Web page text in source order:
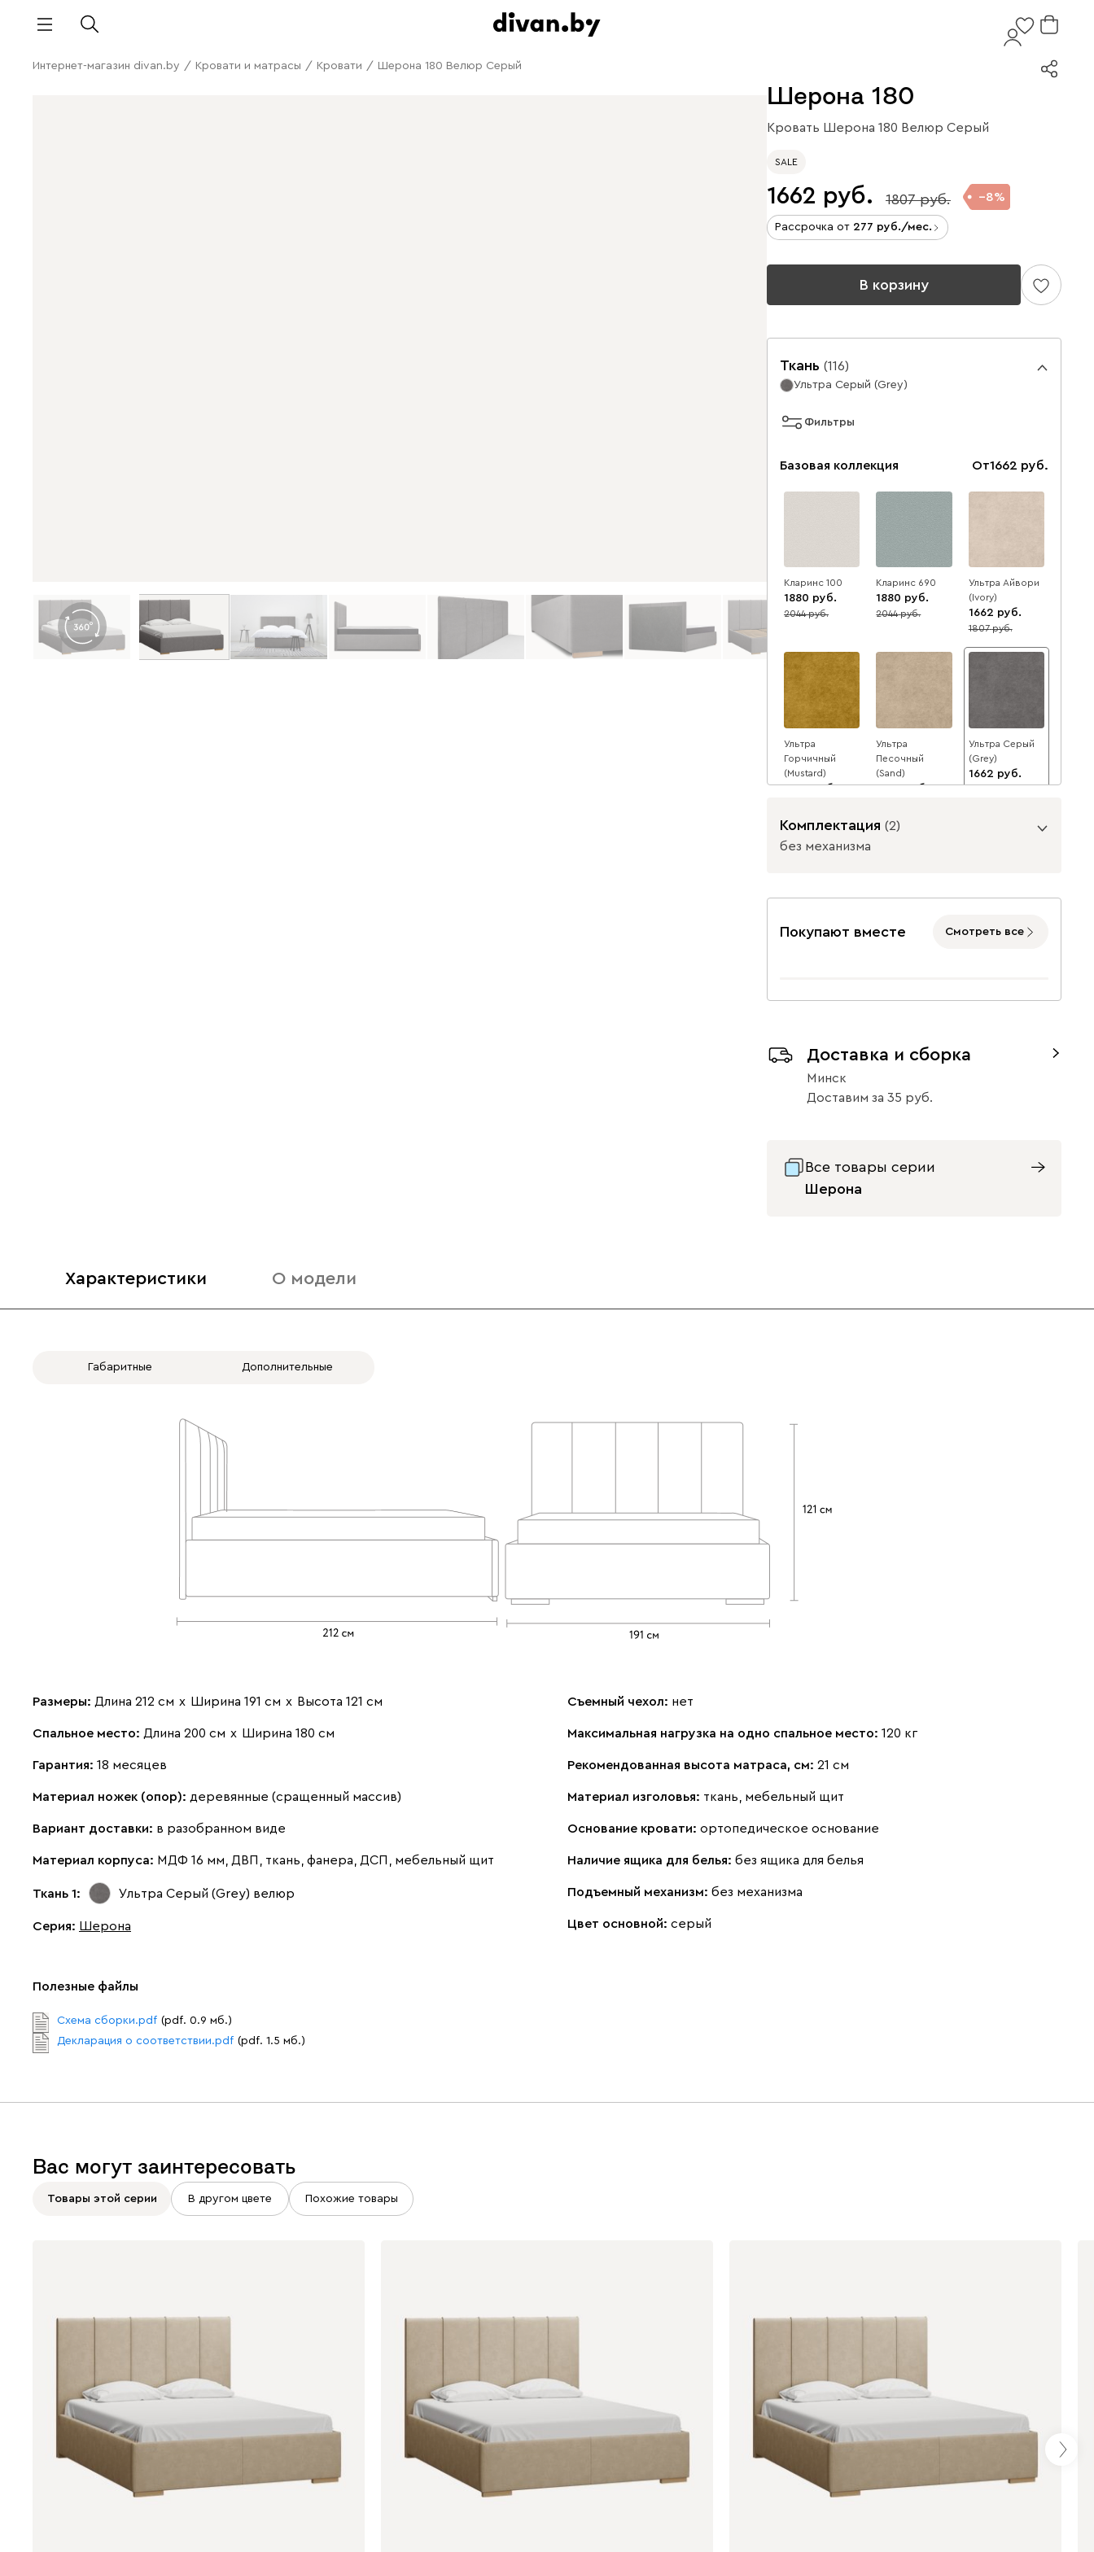
Интернет-магазин divan.by / Кровати и матрасы / Кровати / Шерона 180 Велюр Серый
Шерона 180
Кровать Шерона 180 Велюр Серый
SALE
1662 1807 8
Рассрочка от 277 /мес.
В корзину
Ткань (116)
Ультра Серый (Grey)
Фильтры
Базовая коллекция От1662
Кларинс 100
1880
8
2044
Кларинс 690
1880
8
2044
Ультра Айвори
(Ivory)
1662
8
1807
Ультра
Горчичный
(Mustard)
1662
Ультра
Песочный
(Sand)
1662
Ультра Серый
(Grey)
1662
синий
Терракота
020 236
Комплектация (2)
без механизма
без механизма с механизмом
Покупают вместе Смотреть все
Доставка и сборка
Минск
Доставим за 35
Все товары серии
Шерона
Характеристики О модели
Габаритные Дополнительные
Размеры: Длина 212 см х Ширина 191 см х Высота 121 см
Спальное место: Длина 200 см х Ширина 180 см
Гарантия: 18 месяцев
Материал ножек (опор): деревянные (сращенный массив)
Вариант доставки: в разобранном виде
Материал корпуса: МДФ 16 мм, ДВП, ткань, фанера, ДСП, мебельный щит
Ткань 1: Ультра Серый (Grey) велюр
Серия: Шерона
Съемный чехол: нет
Максимальная нагрузка на одно спальное место: 120 кг
Рекомендованная высота матраса, см: 21 см
Материал изголовья: ткань, мебельный щит
Основание кровати: ортопедическое основание
Наличие ящика для белья: без ящика для белья
Подъемный механизм: без механизма
Цвет основной: серый
Полезные файлы
Схема сборки.pdf (pdf. 0.9 мб.)
Декларация о соответствии.pdf (pdf. 1.5 мб.)
Вас могут заинтересовать
Товары этой серии В другом цвете Похожие товары